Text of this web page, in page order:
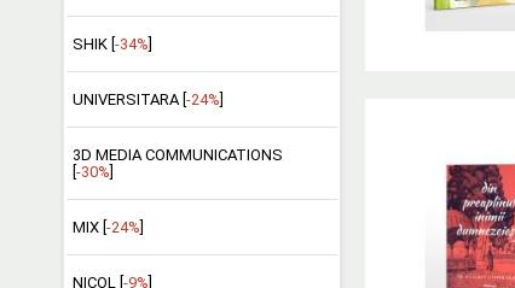
SHIK [ -34%
UNIVERSITARA [ -24%
3D MEDIA COMMUNICATIONS
-30%
MIX [ -24%
NICOL [ -9%